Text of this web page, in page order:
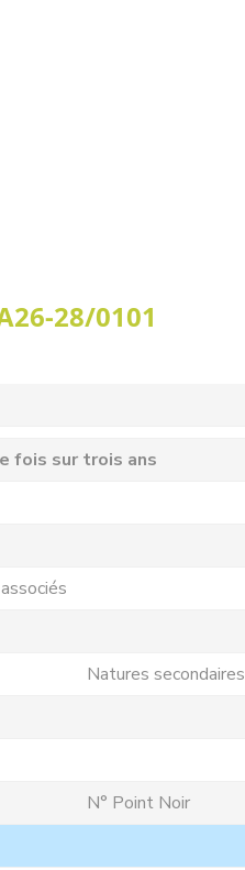
28/0101
fois sur trois ans
Natures secondaires
N° Point Noir